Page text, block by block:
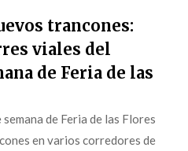
trancones:
viales del
de Feria de las
de Feria de las Flores
en varios corredores de